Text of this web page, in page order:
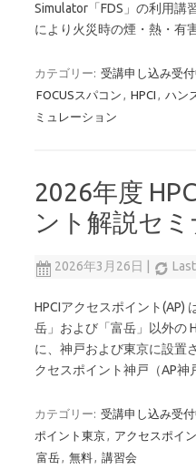
Simulator「FDS」の利用講
により火災時の煙・熱・有
カテゴリー: 受講申し込み受
FOCUSスパコン , HPCI , ハン
ミュレーション
2026年度
ント解説セミ
2026年3月26日
HPCIアクセスポイント(AP)
岳」および「富岳」以外の
に、神戸および東京に設
クセスポイント神戸（AP神
カテゴリー: 受講申し込み受
ポイント東京, アクセスポイ
富岳, 無料, 講習会